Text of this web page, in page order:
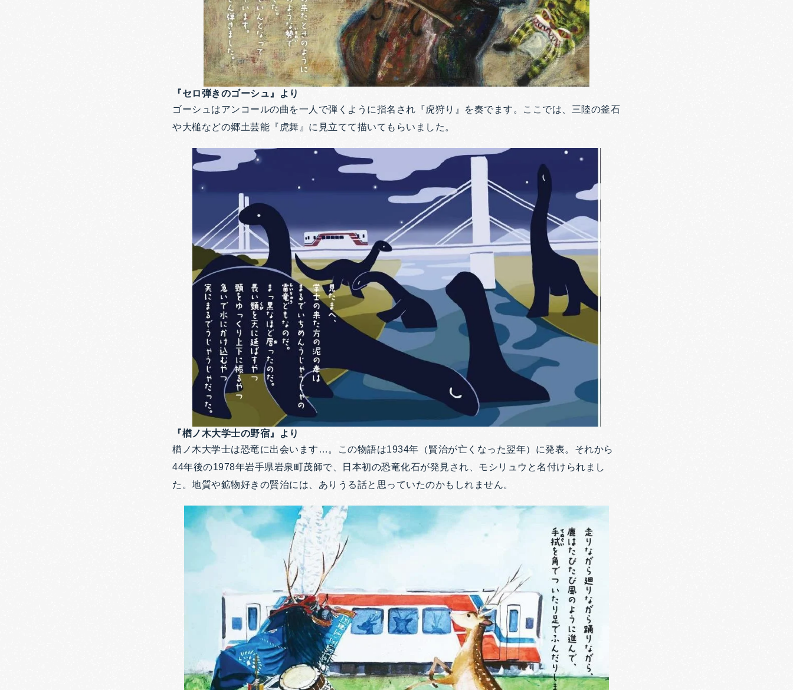
『セロ弾きのゴーシュ』より
ゴーシュはアンコールの曲を一人で弾くように指名され『虎狩り』を奏でます。ここでは、三陸の釜石
や大槌などの郷土芸能『虎舞』に見立てて描いてもらいました。
『楢ノ木大学士の野宿』より
楢ノ木大学士は恐竜に出会います…。この物語は1934年（賢治が亡くなった翌年）に発表。それから
44年後の1978年岩手県岩泉町茂師で、日本初の恐竜化石が発見され、モシリュウと名付けられまし
た。地質や鉱物好きの賢治には、ありうる話と思っていたのかもしれません。